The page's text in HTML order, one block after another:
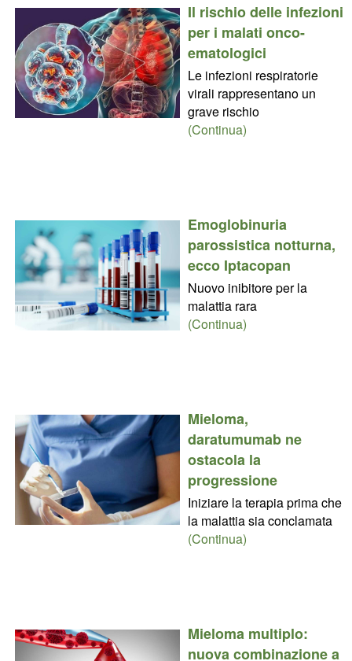
Il rischio delle infezioni
per i malati onco-
ematologici
Le infezioni respiratorie
virali rappresentano un
grave rischio
(Continua)
Emoglobinuria
parossistica notturna,
ecco Iptacopan
Nuovo inibitore per la
malattia rara
(Continua)
Mieloma,
daratumumab ne
ostacola la
progressione
Iniziare la terapia prima che
la malattia sia conclamata
(Continua)
Mieloma multiplo:
nuova combinazione a